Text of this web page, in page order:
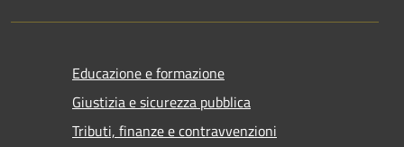
Educazione e formazione
Giustizia e sicurezza pubblica
Tributi, finanze e contravvenzioni